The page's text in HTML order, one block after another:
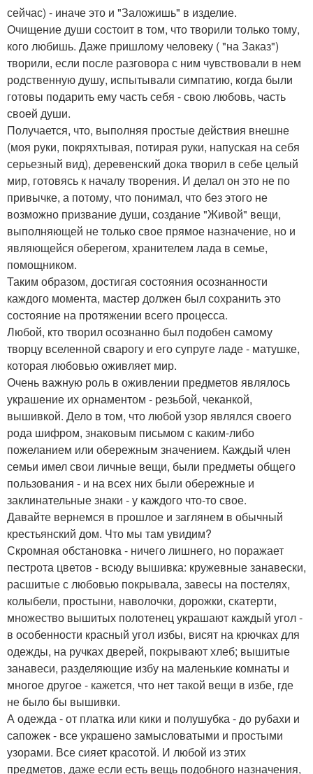
сейчас) - иначе это и "Заложишь" в изделие.
Очищение души состоит в том, что творили только тому,
кого любишь. Даже пришлому человеку ( "на Заказ")
творили, если после разговора с ним чувствовали в нем
родственную душу, испытывали симпатию, когда были
готовы подарить ему часть себя - свою любовь, часть
своей души.
Получается, что, выполняя простые действия внешне
(моя руки, покряхтывая, потирая руки, напуская на себя
серьезный вид), деревенский дока творил в себе целый
мир, готовясь к началу творения. И делал он это не по
привычке, а потому, что понимал, что без этого не
возможно призвание души, создание "Живой" вещи,
выполняющей не только свое прямое назначение, но и
являющейся оберегом, хранителем лада в семье,
помощником.
Таким образом, достигая состояния осознанности
каждого момента, мастер должен был сохранить это
состояние на протяжении всего процесса.
Любой, кто творил осознанно был подобен самому
творцу вселенной сварогу и его супруге ладе - матушке,
которая любовью оживляет мир.
Очень важную роль в оживлении предметов являлось
украшение их орнаментом - резьбой, чеканкой,
вышивкой. Дело в том, что любой узор являлся своего
рода шифром, знаковым письмом с каким-либо
пожеланием или обережным значением. Каждый член
семьи имел свои личные вещи, были предметы общего
пользования - и на всех них были обережные и
заклинательные знаки - у каждого что-то свое.
Давайте вернемся в прошлое и заглянем в обычный
крестьянский дом. Что мы там увидим?
Скромная обстановка - ничего лишнего, но поражает
пестрота цветов - всюду вышивка: кружевные занавески,
расшитые с любовью покрывала, завесы на постелях,
колыбели, простыни, наволочки, дорожки, скатерти,
множество вышитых полотенец украшают каждый угол -
в особенности красный угол избы, висят на крючках для
одежды, на ручках дверей, покрывают хлеб; вышитые
занавеси, разделяющие избу на маленькие комнаты и
многое другое - кажется, что нет такой вещи в избе, где
не было бы вышивки.
А одежда - от платка или кики и полушубка - до рубахи и
сапожек - все украшено замысловатыми и простыми
узорами. Все сияет красотой. И любой из этих
предметов, даже если есть вещь подобного назначения,